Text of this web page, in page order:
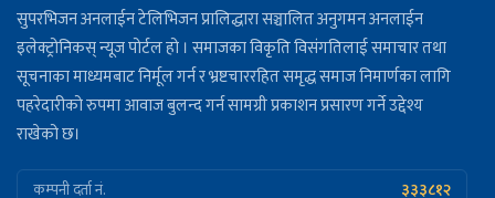
मतदाता नामावली अद्यावधिक गर्न निर्वाचन
आयोगको निर्देशन, २०८३ भदौ १५ सम्म १८ वर्ष
उमेर पुगेकालाई समेटिने
आज मध्यम बर्षाको सम्भावना
सुपरभिजन अनलाईन टेलिभिजन प्रालिद्धारा सञ्चालित अनुगमन अनलाईन
इलेक्ट्रोनिकस् न्यूज पोर्टल हो । समाजका विकृति विसंगतिलाई समाचार तथा
सूचनाका माध्यमबाट निर्मूल गर्न र भ्रष्टचाररहित समृद्ध समाज निमार्णका लागि
पहरेदारीको रुपमा आवाज बुलन्द गर्न सामग्री प्रकाशन प्रसारण गर्ने उद्देश्य
राखेको छ।
कम्पनी दर्ता नं. ३३३८१२